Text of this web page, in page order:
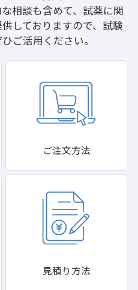
相談も含めて、試薬に関
しておりますので、試験
ご活用ください。
ご注文方法
見積り方法